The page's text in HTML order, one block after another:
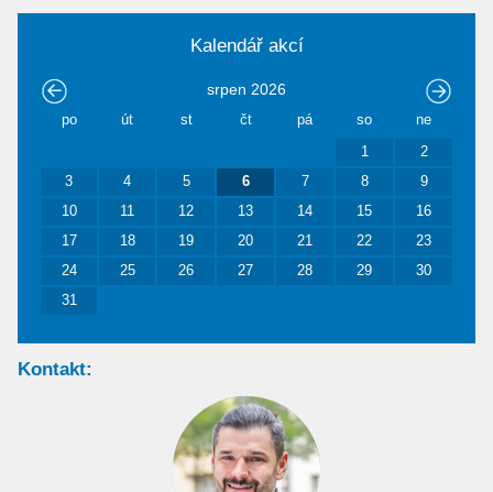
Kalendář akcí
srpen 2026
po út st čt pá so ne
1
2
3
4 5 6 7 8
9
10
11 12 13 14 15
16
17
18 19 20 21 22
23
24
25 26 27 28 29
30
31
Kontakt: